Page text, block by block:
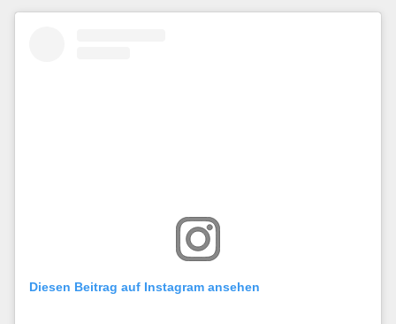
Diesen Beitrag auf Instagram ansehen